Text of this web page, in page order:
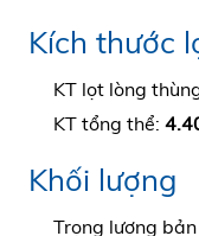
Kích thước
KT lọt lòng
KT tổng thể:
Khối lượng
Trọng lượng